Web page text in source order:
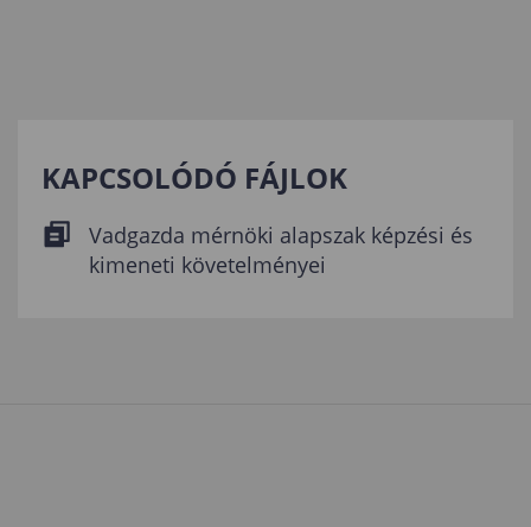
KAPCSOLÓDÓ FÁJLOK
Vadgazda mérnöki alapszak képzési és
kimeneti követelményei